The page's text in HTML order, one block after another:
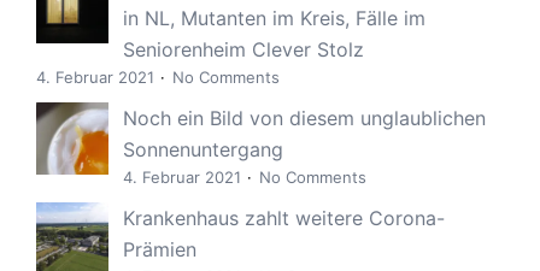
in NL, Mutanten im Kreis, Fälle im
Seniorenheim Clever Stolz
4. Februar 2021 No Comments
Noch ein Bild von diesem unglaublichen
Sonnenuntergang
4. Februar 2021 No Comments
Krankenhaus zahlt weitere Corona-
Prämien